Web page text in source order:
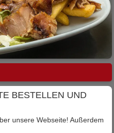
BESTELLEN UND
unsere Webseite! Außerdem